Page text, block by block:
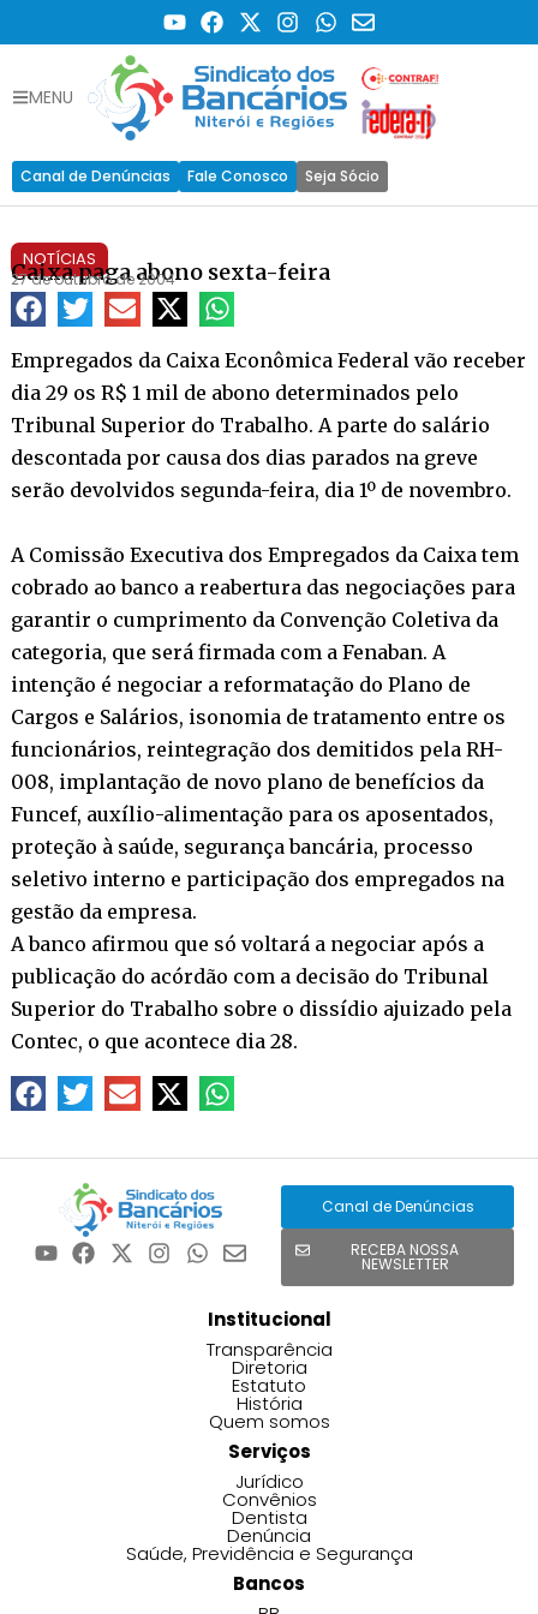
MENU
Canal de Denúncias Fale Conosco Seja Sócio
NOTÍCIAS
Caixa paga abono sexta-feira
27 de outubro de 2004
Empregados da Caixa Econômica Federal vão receber
dia 29 os R$ 1 mil de abono determinados pelo
Tribunal Superior do Trabalho. A parte do salário
descontada por causa dos dias parados na greve
serão devolvidos segunda-feira, dia 1º de novembro.
A Comissão Executiva dos Empregados da Caixa tem
cobrado ao banco a reabertura das negociações para
garantir o cumprimento da Convenção Coletiva da
categoria, que será firmada com a Fenaban. A
intenção é negociar a reformatação do Plano de
Cargos e Salários, isonomia de tratamento entre os
funcionários, reintegração dos demitidos pela RH-
008, implantação de novo plano de benefícios da
Funcef, auxílio-alimentação para os aposentados,
proteção à saúde, segurança bancária, processo
seletivo interno e participação dos empregados na
gestão da empresa.
A banco afirmou que só voltará a negociar após a
publicação do acórdão com a decisão do Tribunal
Superior do Trabalho sobre o dissídio ajuizado pela
Contec, o que acontece dia 28.
Canal de Denúncias
RECEBA NOSSA
NEWSLETTER
Institucional
Transparência
Diretoria
Estatuto
História
Quem somos
Serviços
Jurídico
Convênios
Dentista
Denúncia
Saúde, Previdência e Segurança
Bancos